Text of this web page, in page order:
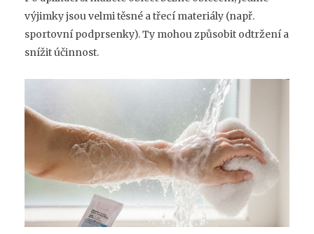
výjimky jsou velmi těsné a třecí materiály (např.
sportovní podprsenky). Ty mohou způsobit odtržení a
snížit účinnost.